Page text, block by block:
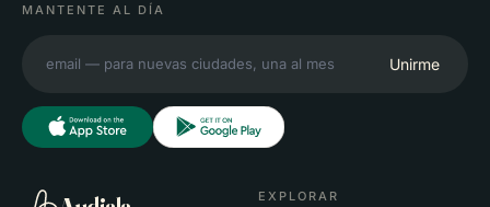
MANTENTE AL DÍA
Unirme
EXPLORAR